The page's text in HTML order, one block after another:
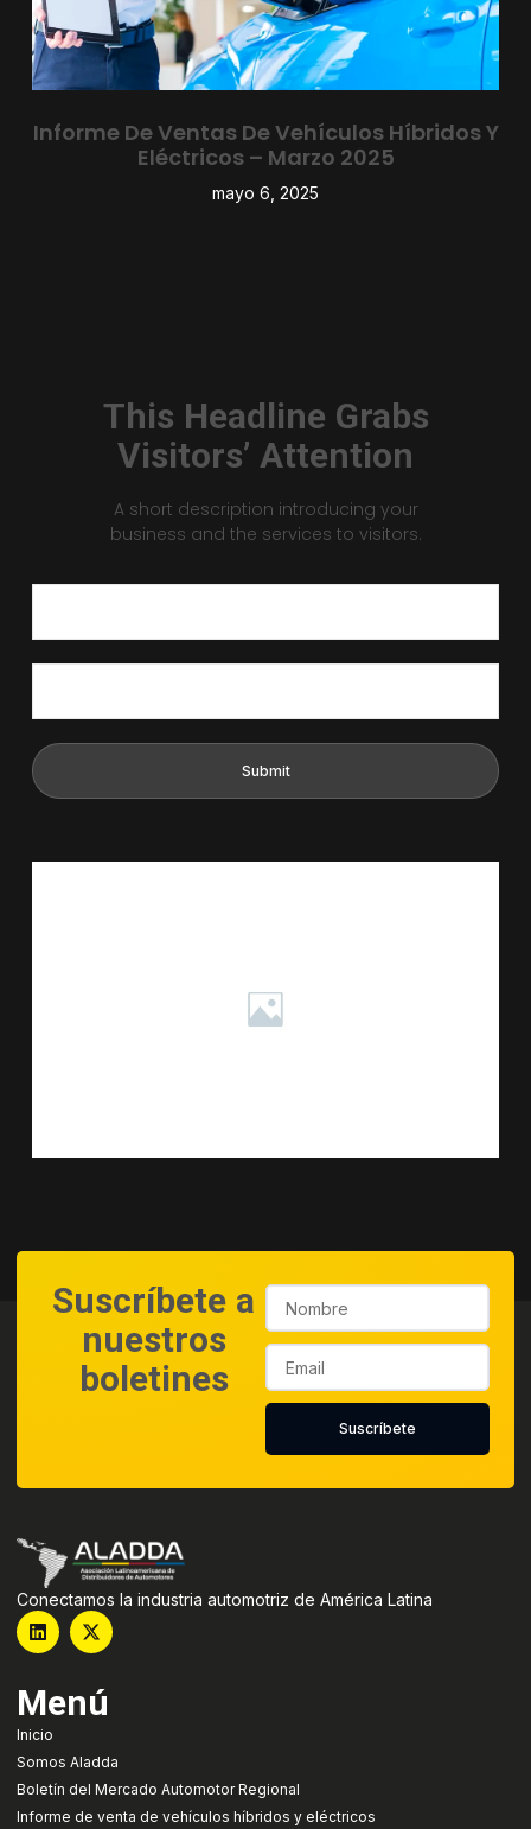
Informe De Ventas De Vehículos Híbridos Y
Eléctricos – Marzo 2025
mayo 6, 2025
This Headline Grabs
Visitors’ Attention
A short description introducing your
business and the services to visitors.
Submit
Suscríbete a
nuestros
boletines
Suscríbete
Conectamos la industria automotriz de América Latina
Menú
Inicio
Somos Aladda
Boletín del Mercado Automotor Regional
Informe de venta de vehículos híbridos y eléctricos